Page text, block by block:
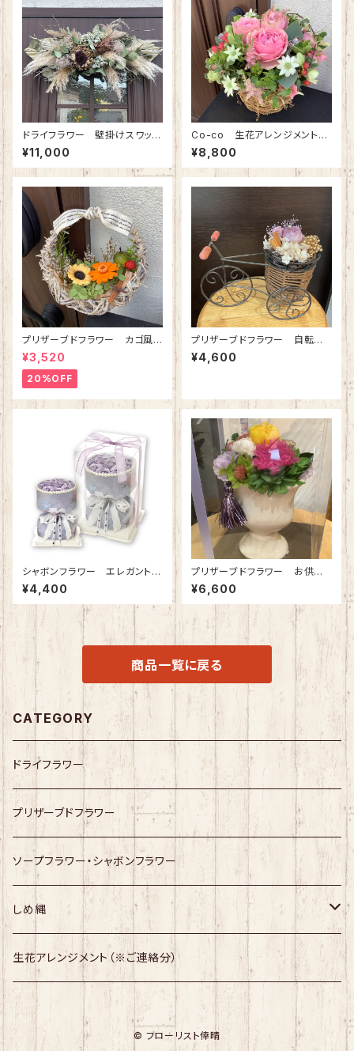
ドライフラワー 壁掛けスワッ
グ (幅60cm)
¥11,000
Co-co 生花アレンジメント
(※地域限定商品) 8800円分
¥8,800
プリザーブドフラワー カゴ風リ
ースブーケ(オレンジ)
¥3,520
20%OFF
プリザーブドフラワー 自転車
アレンジメント(ゴールドラベン
ダー)
¥4,600
シャボンフラワー エレガントブ
ーケ(ラベンダー)
¥4,400
プリザーブドフラワー お供
え 大菊 タッセル付き 器
(白)
¥6,600
商品一覧に戻る
CATEGORY
ドライフラワー
プリザーブドフラワー
ソープフラワー・シャボンフラワー
しめ縄
幸せますしめ縄
しめ縄
生花アレンジメント（※ご連絡分）
© フローリスト倖晴